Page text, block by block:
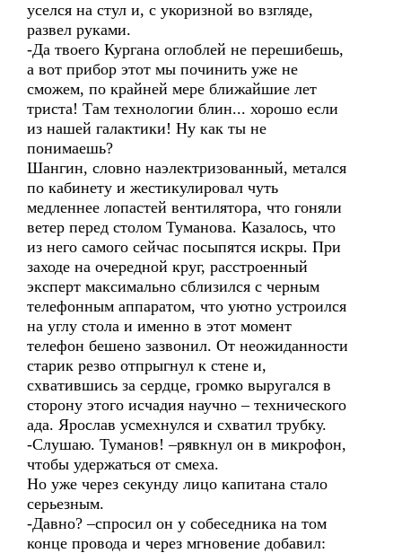
уселся на стул и, с укоризной во взгляде,
развел руками.
-Да твоего Кургана оглоблей не перешибешь,
а вот прибор этот мы починить уже не
сможем, по крайней мере ближайшие лет
триста! Там технологии блин... хорошо если
из нашей галактики! Ну как ты не
понимаешь?
Шангин, словно наэлектризованный, метался
по кабинету и жестикулировал чуть
медленнее лопастей вентилятора, что гоняли
ветер перед столом Туманова. Казалось, что
из него самого сейчас посыпятся искры. При
заходе на очередной круг, расстроенный
эксперт максимально сблизился с черным
телефонным аппаратом, что уютно устроился
на углу стола и именно в этот момент
телефон бешено зазвонил. От неожиданности
старик резво отпрыгнул к стене и,
схватившись за сердце, громко выругался в
сторону этого исчадия научно – технического
ада. Ярослав усмехнулся и схватил трубку.
-Слушаю. Туманов! –рявкнул он в микрофон,
чтобы удержаться от смеха.
Но уже через секунду лицо капитана стало
серьезным.
-Давно? –спросил он у собеседника на том
конце провода и через мгновение добавил: